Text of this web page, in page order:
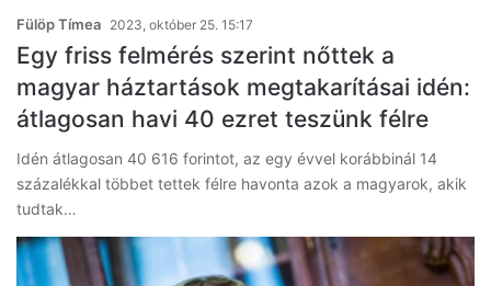
Fülöp Tímea 2023, október 25. 15:17
Egy friss felmérés szerint nőttek a
magyar háztartások megtakarításai idén:
átlagosan havi 40 ezret teszünk félre
Idén átlagosan 40 616 forintot, az egy évvel korábbinál 14
százalékkal többet tettek félre havonta azok a magyarok, akik
tudtak…